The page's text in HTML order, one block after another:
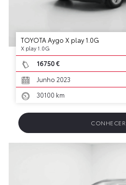
TOYOTA Aygo X play 1.0G
X play 1.0G
16750 €
Junho 2023
30100 km
CONHECER